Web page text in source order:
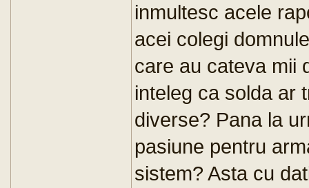
inmultesc acele
acei colegi
care au cateva mii
inteleg ca solda ar
diverse? Pana la
pasiune pentru
sistem? Asta cu